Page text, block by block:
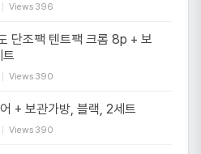
Views 396
단조팩 텐트팩 크롬 8p + 보
Views 390
+ 보관가방, 블랙, 2세트
Views 390